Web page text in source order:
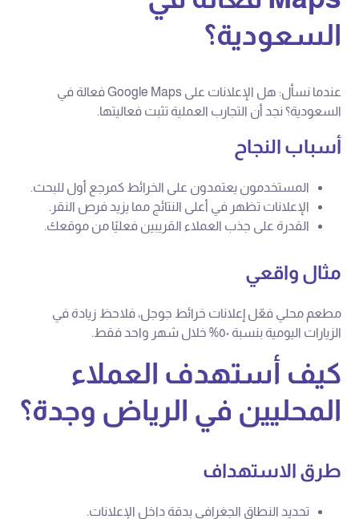
السعودية؟
عندما نسأل: هل الإعلانات على Google Maps فعالة في
السعودية؟ نجد أن التجارب العملية تثبت فعاليتها.
أسباب النجاح
المستخدمون يعتمدون على الخرائط كمرجع أول للبحث.
الإعلانات تظهر في أعلى النتائج مما يزيد فرص النقر.
القدرة على جذب العملاء القريبين فعليًا من موقعك.
مثال واقعي
مطعم محلي فعّل إعلانات خرائط جوجل، فلاحظ زيادة في
الزيارات اليومية بنسبة ٥٠% خلال شهر واحد فقط.
كيف أستهدف العملاء
المحليين في الرياض وجدة؟
طرق الاستهداف
تحديد النطاق الجغرافي بدقة داخل الإعلانات.